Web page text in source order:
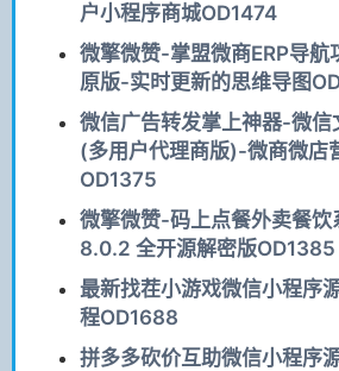
户小程序商城OD1474
微擎微赞-掌盟微商ERP导航
原版-实时更新的思维导图
微信广告转发掌上神器-微信
(多用户代理商版)-微商微店
OD1375
微擎微赞-码上点餐外卖餐
8.0.2 全开源解密版OD1385
最新找茬小游戏微信小程序
程OD1688
拼多多砍价互助微信小程序